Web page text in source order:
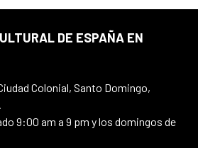
DE ESPAÑA EN
Colonial, Santo Domingo,
9:00 am a 9 pm y los domingos de